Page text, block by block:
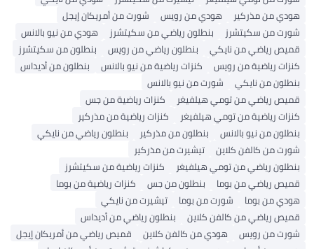
هودي من مذركير
هودي من رويس
شورت من أمريكان إيجل
شورت من سكيتشرز
بنطلون رياضي من سكيتشرز
هودي من نيو بالانس
قميص رياضي من نايكي
بنطلون رياضي من رويس
بنطلون من سكيتشرز
كنزات رياضية من رويس
كنزات رياضية من نيو بالانس
بنطلون من أديداس
بنطلون من نايكي
شورت من نيو بالانس
قميص رياضي من تومي هيلفيغر
كنزات رياضية من جس
كنزات رياضية من تومي هيلفيغر
كنزات رياضية من مذركير
بنطلون من نيو بالانس
بنطلون من مذركير
بنطلون رياضي من نايكي
شورت من كالفن كلاين
تيشيرت من مذركير
بنطلون رياضي من تومي هيلفيغر
كنزات رياضية من سكيتشرز
قميص رياضي من بوما
بنطلون من جس
كنزات رياضية من بوما
هودي من بوما
شورت من بوما
تيشيرت من نايكي
قميص رياضي من كالفن كلاين
بنطلون رياضي من أديداس
شورت من رويس
هودي من كالفن كلاين
قميص رياضي من أمريكان إيجل